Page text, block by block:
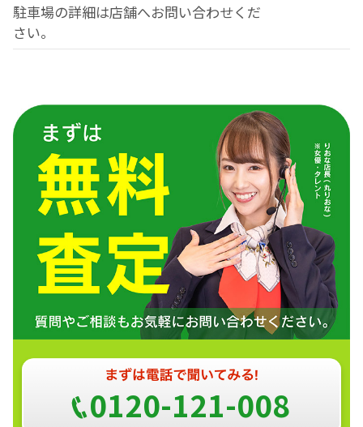
駐車場の詳細は店舗へお問い合わせくだ
さい。
0120-121-008